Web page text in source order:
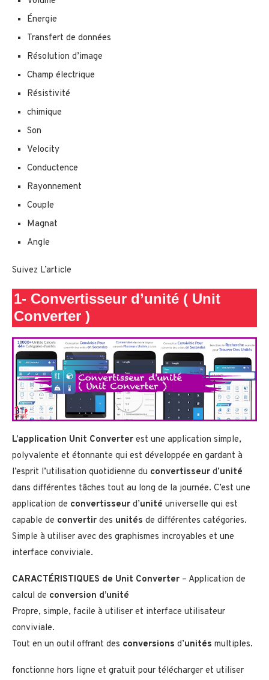
Énergie
Transfert de données
Résolution d’image
Champ électrique
Résistivité
chimique
Son
Velocity
Conductence
Rayonnement
Couple
Magnat
Angle
Suivez L’article
1- Convertisseur d’unité ( Unit
Converter )
L’application Unit Converter est une application simple,
polyvalente et étonnante qui est développée en gardant à
l’esprit l’utilisation quotidienne du convertisseur d’unité
dans différentes tâches tout au long de la journée. C’est une
application de convertisseur d’unité universelle qui est
capable de convertir des unités de différentes catégories.
Simple à utiliser avec des graphismes incroyables et une
interface conviviale.
CARACTÉRISTIQUES de Unit Converter – Application de
calcul de conversion d’unité
Propre, simple, facile à utiliser et interface utilisateur
conviviale.
Tout en un outil offrant des conversions d’unités multiples.
fonctionne hors ligne et gratuit pour télécharger et utiliser